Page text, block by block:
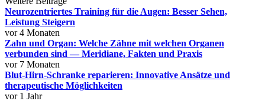
Neurozentriertes Training für die Augen: Besser Sehen,
Leistung Steigern
vor 4 Monaten
Zahn und Organ: Welche Zähne mit welchen Organen
verbunden sind — Meridiane, Fakten und Praxis
vor 7 Monaten
Blut-Hirn-Schranke reparieren: Innovative Ansätze und
therapeutische Möglichkeiten
vor 1 Jahr